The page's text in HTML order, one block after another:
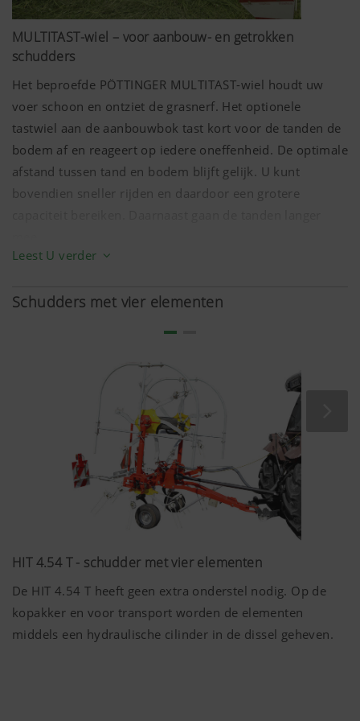
Land (layer) en taal
(lang)
Slaat het land en
de taal op die door
Analyse en statistieken
prestaties van onze website continu verbeteren.
Daarom gebruiken we analysetechnologieën
(inclusief cookies) die pseudoniem meten en
evalueren welke inhoud van onze website wordt
Doel van het
cookie
Duur
Analyse van
van de
website, zie
6 Maanden
MULTITAST-wiel – voor aanbouw- en getrokken
schudders
Het beproefde PÖTTINGER MULTITAST-wiel houdt uw
voer schoon en ontziet de grasnerf. Het optionele
tastwiel aan de aanbouwbok tast kort voor de tanden de
bodem af en reageert op iedere oneffenheid. De optimale
afstand tussen tand en bodem blijft gelijk. U kunt
bovendien sneller rijden en daardoor een grotere
sleufgat van de aanbouwbok gereden. Eenmaal ingesteld,
moet de werkhoogte niet na elke aankoppeling opnieuw
machine vaak aan- en afgekoppeld wordt of door
verschillende bestuurders gebruikt wordt.
Op straat garandeert de transportvergrendeling op het
sleufgat maximale veiligheid.
Leest U verder
Schudders met vier elementen
HIT 4.54 T - schudder met vier elementen
De HIT 4.54 T heeft geen extra onderstel nodig. Op de
kopakker en voor transport worden de elementen
middels een hydraulische cilinder in de dissel geheven.